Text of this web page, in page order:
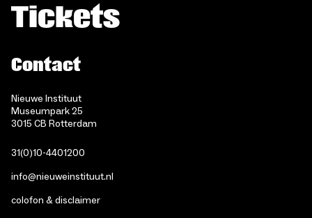
Tickets
Contact
Nieuwe Instituut
Museumpark 25
3015 CB Rotterdam
31(0)10-4401200
info@nieuweinstituut.nl
colofon & disclaimer